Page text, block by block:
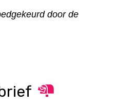
door de